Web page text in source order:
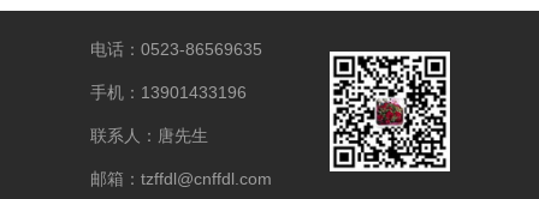
电话：0523-86569635
手机：13901433196
联系人：唐先生
邮箱：tzffdl@cnffdl.com